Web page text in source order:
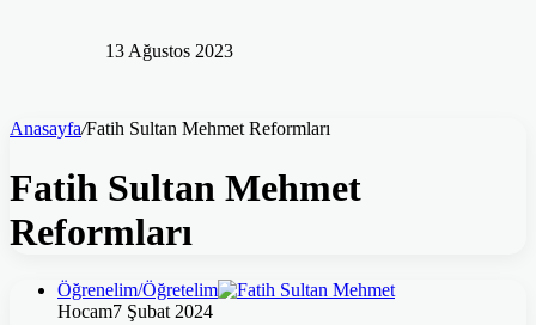
13 Ağustos 2023
Anasayfa/Fatih Sultan Mehmet Reformları
Fatih Sultan Mehmet
Reformları
Öğrenelim/Öğretelim
Hocam7 Şubat 2024